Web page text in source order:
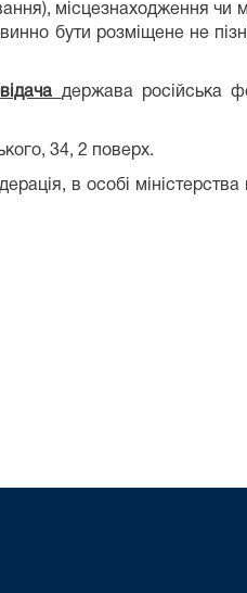
місцезнаходження чи
бути розміщене не
держава російська
34, 2 поверх.
в особі міністерства